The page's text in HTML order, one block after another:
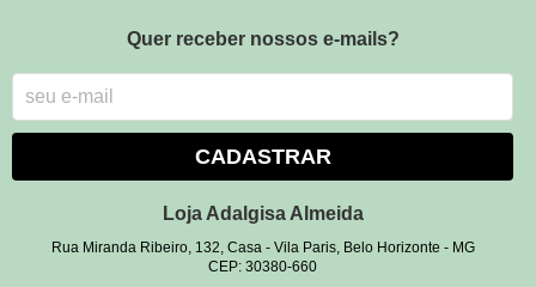
Quer receber nossos e-mails?
CADASTRAR
Loja Adalgisa Almeida
Rua Miranda Ribeiro, 132, Casa- Vila Paris, Belo Horizonte - MG
CEP: 30380-660